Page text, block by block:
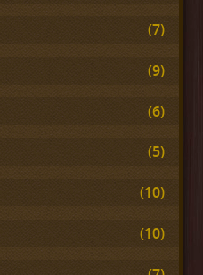
(7)
(9)
(6)
(5)
(10)
(10)